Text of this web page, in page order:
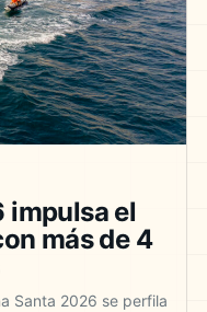
impulsa el
más de 4
Santa 2026 se perfila